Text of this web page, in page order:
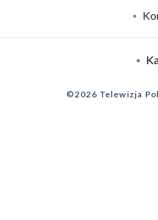
Biuro Reklamy
©2026 Telewizja